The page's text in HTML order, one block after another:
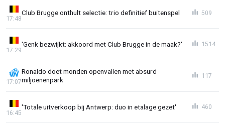
Club Brugge onthult selectie: trio definitief buitenspel
17:48
509
'Genk bezwijkt: akkoord met Club Brugge in de maak?'
17:29
1514
Ronaldo doet monden openvallen met absurd
miljoenenpark
17:07
117
'Totale uitverkoop bij Antwerp: duo in etalage gezet'
16:45
460